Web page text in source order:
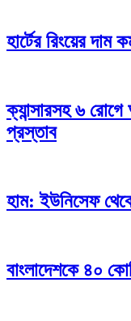
হার্টের রিংয়ের
ক্যান্সারসহ ৬
প্রস্তাব
হাম: ইউনিসেফ
বাংলাদেশকে ৪০